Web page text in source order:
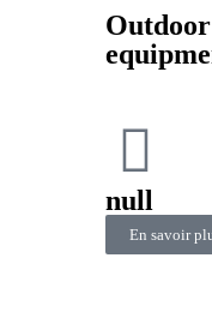
null
En savoir